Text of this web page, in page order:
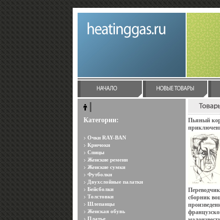
Категории:
Очки RAY-BAN
Крючоки
Спицы
Женские ремени
Женские сумки
Футболки
Двухслойные палатки
Бейсболки
Толстовки
Шлепанцы
Женская обувь
Платье
Пьяный
Лань, 1994
стр ISBN
экз
инфо 3600o.
сборник